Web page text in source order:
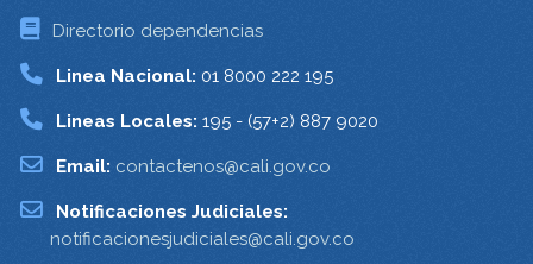
Directorio dependencias
Linea Nacional: 01 8000 222 195
Lineas Locales: 195 - (57+2) 887 9020
Email: contactenos@cali.gov.co
Notificaciones Judiciales:
notificacionesjudiciales@cali.gov.co